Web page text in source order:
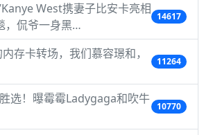
West携妻子比安卡亮相
，侃爷一身黑…
14617
存卡转场，我们慕容璟和，
11264
选！曝霉霉Ladygaga和吹牛
10770